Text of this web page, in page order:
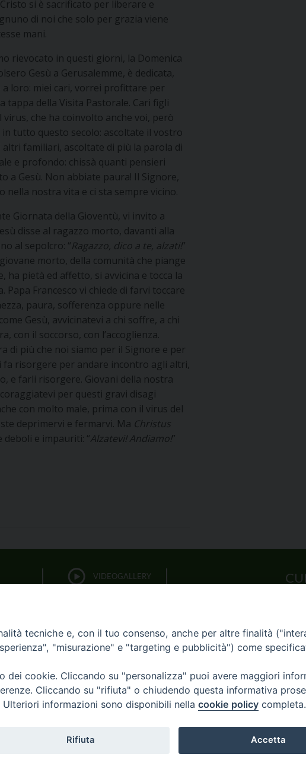
si è sacrificato per liberare e
di noi che solo per grazia viene
mani.
rievocato in questi giorni, la Domenica
Gesù a Gerusalemme, è dedicata,
loro: miei cari, vorrei profittare per
della Visita Pastorale. Cari figli
che ha coinvolto anche voi, però
tutto questo secolo: ascoltate il vostro
familiari, ascoltate di più la parola di
e profondo: chissà quanti pensieri
a Gesù. Non abbiate paura! Il Signore,
nella nostra vita e ci sta sempre vicino.
Giornata della Gioventù, vi invito a
disse al ragazzo morto, davanti alla
al sepolcro: “Ragazzo, dico a te, alzati!”
morto, della comunità che piange
ha pietà ed affetto, si avvicina e tocca la
Francesco vi chiede di farvi toccare
paura, sofferenza oppure nelle
Gesù, avvicinatevi a chi soffre, a chi
con il soccorso, con l’accoglienza.
di più che noi siamo per il Signore e per
fa risorgere per andare incontro agli altri,
e farli risorgere. Giovani della nostra
per questi gravi disagi
con molto male, prima con il virus del
deprimervi e fermarvi. Ma Christus
deboli e impauriti: “Alzatevi! Andiamo!”
ORE
LINE
VIDEOGALLERY
UFFICI ARCHIVIO NEWS
tecniche e, con il tuo consenso, anche per altre finalità
"misurazione" e "targeting e pubblicità") come
dei cookie. Cliccando su "personalizza" puoi avere maggiori
Cliccando su "rifiuta" o chiudendo questa informativa
informazioni sono disponibili nella cookie policy completa.
Rifiuta Accetta